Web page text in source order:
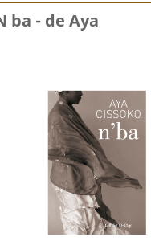
ba - de Aya